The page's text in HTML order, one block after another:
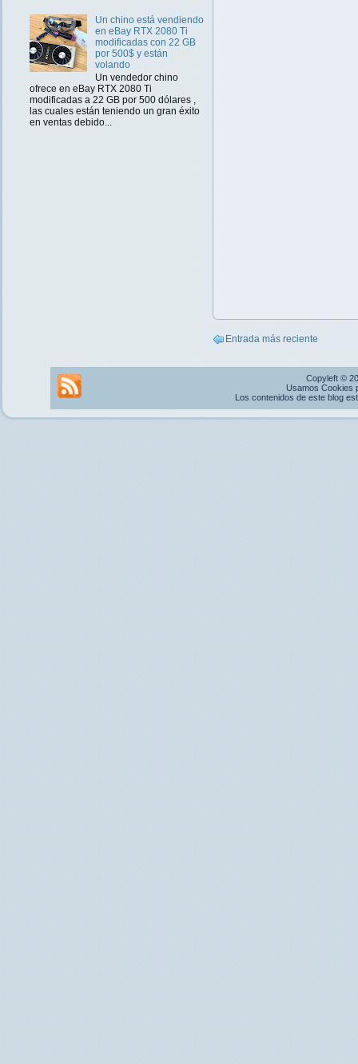
Un chino está vendiendo
en eBay RTX 2080 Ti
modificadas con 22 GB
por 500$ y están
volando
Un vendedor chino
ofrece en eBay RTX 2080 Ti
modificadas a 22 GB por 500 dólares ,
las cuales están teniendo un gran éxito
en ventas debido...
Entrada más reciente
Copyleft ©
Usamos Cookies
Los contenidos de este blog